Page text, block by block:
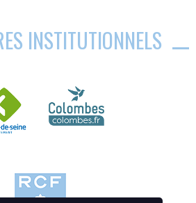
INSTITUTIONNELS